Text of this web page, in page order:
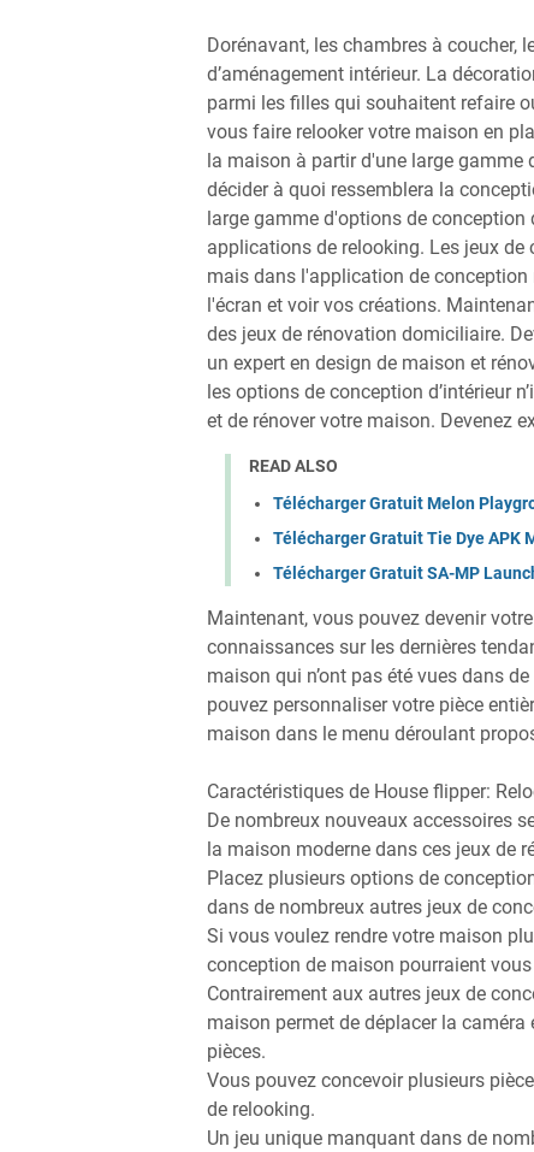
Dorénavant, les chambres à coucher,
d’aménagement intérieur. La
parmi les filles qui souhaitent refaire
vous faire relooker votre maison en
la maison à partir d'une large
décider à quoi ressemblera la
large gamme d'options de
applications de relooking. Les jeux
mais dans l'application de
l'écran et voir vos créations.
des jeux de rénovation domiciliaire.
un expert en design de maison et
les options de conception d’intérieur
et de rénover votre maison. Devenez
READ ALSO
Télécharger Gratuit Melon
Télécharger Gratuit Tie Dye APK
Télécharger Gratuit SA-MP
Maintenant, vous pouvez devenir
connaissances sur les dernières
maison qui n’ont pas été vues dans
pouvez personnaliser votre pièce
maison dans le menu déroulant
Caractéristiques de House flipper:
De nombreux nouveaux accessoires
la maison moderne dans ces jeux de
Placez plusieurs options de
dans de nombreux autres jeux de
Si vous voulez rendre votre maison
conception de maison pourraient vous
Contrairement aux autres jeux de
maison permet de déplacer la
pièces.
Vous pouvez concevoir plusieurs
de relooking.
Un jeu unique manquant dans de